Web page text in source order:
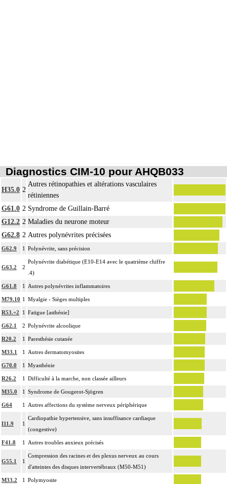
Diagnostics CIM-10 pour AHQB033
H35.0 2
Autres rétinopathies et altérations vasculaires
rétiniennes
G61.0 2 Syndrome de Guillain-Barré
G12.2 2 Maladies du neurone moteur
G62.8 2 Autres polynévrites précisées
G62.9 1 Polynévrite, sans précision
G63.2 2
Polynévrite diabétique (E10-E14 avec le quatrième chiffre
.4)
G61.8 1 Autres polynévrites inflammatoires
M79.10 1 Myalgie - Sièges multiples
R53.+2 1 Fatigue [asthénie]
G62.1 2 Polynévrite alcoolique
R20.2 1 Paresthésie cutanée
M33.1 1 Autres dermatomyosites
G70.0 1 Myasthénie
R26.2 1 Difficulté à la marche, non classée ailleurs
M35.0 1 Syndrome de Gougerot-Sjögren
G64 1 Autres affections du système nerveux périphérique
I11.9 1
Cardiopathie hypertensive, sans insuffisance cardiaque
(congestive)
F41.8 1 Autres troubles anxieux précisés
G55.1 1
Compression des racines et des plexus nerveux au cours
d'atteintes des disques intervertébraux (M50-M51)
M33.2 1 Polymyosite